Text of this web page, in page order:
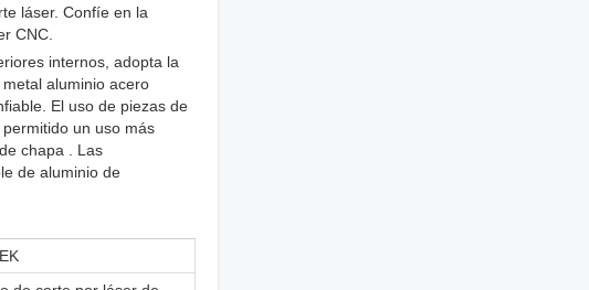
láser. Confíe en la
CNC.
internos, adopta la
aluminio acero
El uso de piezas de
un uso más
chapa . Las
de aluminio de